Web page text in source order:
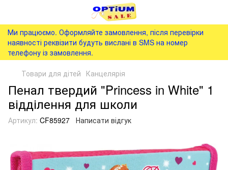
Ми працюємо. Оформляйте замовлення, після перевірки
наявності реквізити будуть вислані в SMS на номер
телефону із замовлення.
Товари для дітей Канцелярія
Пенал твердий "Princess in White" 1
відділення для школи
Артикул: CF85927 Написати відгук